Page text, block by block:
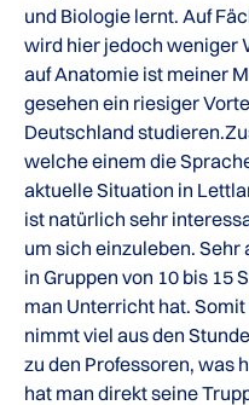
und Biologie lernt. Auf
wird hier jedoch weniger
auf Anatomie ist meiner
gesehen ein riesiger
Deutschland
welche einem die
aktuelle Situation in
ist natürlich sehr
um sich einzuleben. Sehr
in Gruppen von 10 bis 15
man Unterricht hat.
nimmt viel aus den
zu den Professoren, was
hat man direkt seine